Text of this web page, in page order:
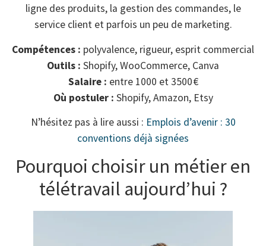
ligne des produits, la gestion des commandes, le
service client et parfois un peu de marketing.
Compétences : polyvalence, rigueur, esprit commercial
Outils : Shopify, WooCommerce, Canva
Salaire : entre 1000 et 3500 €
Où postuler : Shopify, Amazon, Etsy
N’hésitez pas à lire aussi : Emplois d’avenir : 30
conventions déjà signées
Pourquoi choisir un métier en
télétravail aujourd’hui ?